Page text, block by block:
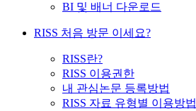
BI 및 배너 다운로드
RISS 처음 방문 이세요?
RISS란?
RISS 이용권한
내 관심논문 등록방법
RISS 자료 유형별 이용방법